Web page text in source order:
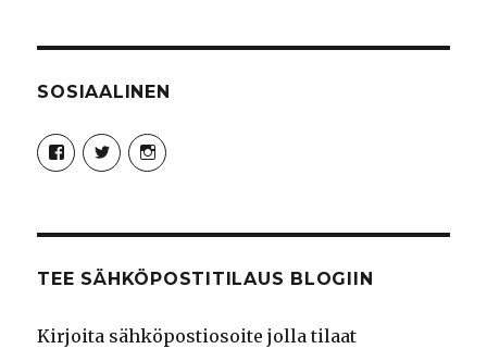
SOSIAALINEN
Näytä
Syncro89Photography:n
profiili
Näytä
MikaelJohnsson:n
profiili
Näytä
syncro89:n
TEE SÄHKÖPOSTITILAUS BLOGIIN
Kirjoita sähköpostiosoite jolla tilaat